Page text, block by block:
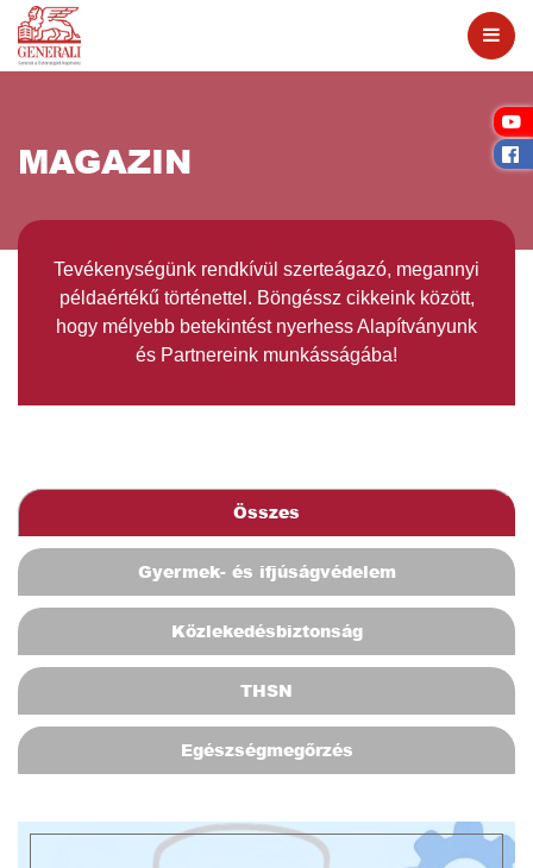
MAGAZIN
Tevékenységünk rendkívül szerteágazó, megannyi
példaértékű történettel. Böngéssz cikkeink között,
hogy mélyebb betekintést nyerhess Alapítványunk
és Partnereink munkásságába!
Összes
Gyermek- és ifjúságvédelem
Közlekedésbiztonság
THSN
Egészségmegőrzés